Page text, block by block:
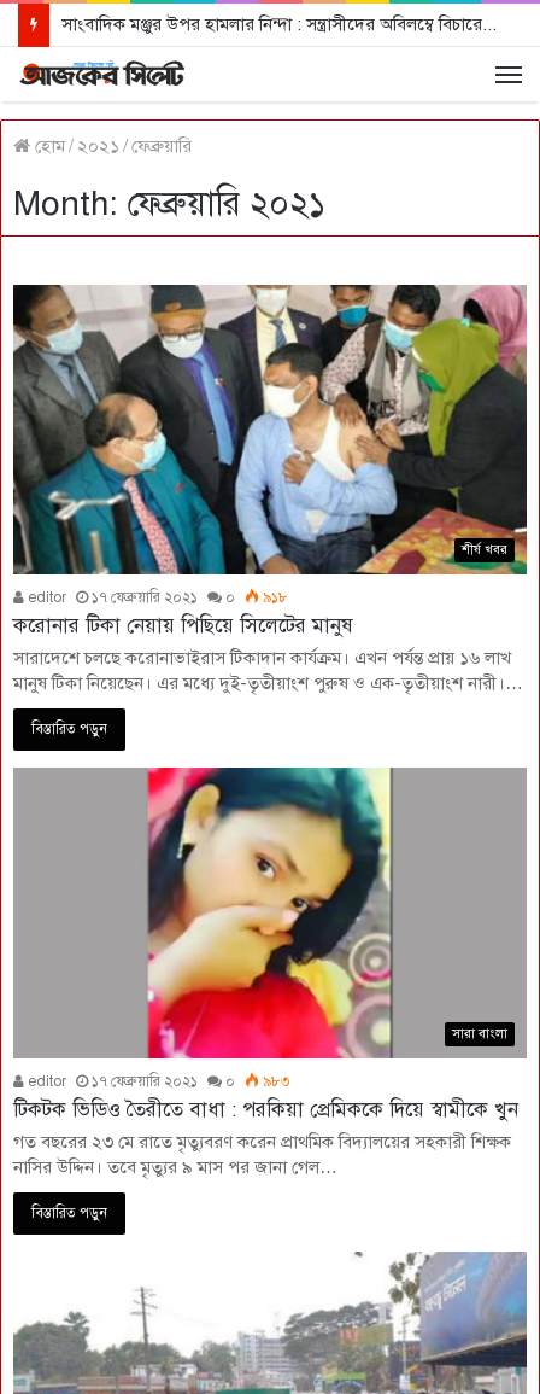
সাংবাদিক মঞ্জুর উপর হামলার নিন্দা : সন্ত্রাসীদের অবিলম্বে বিচারের আওতায় আনার দাবী
হোম/ ২০২১ /ফেব্রুয়ারি
Month: ফেব্রুয়ারি ২০২১
শীর্ষ খবর
editor ১৭ ফেব্রুয়ারি ২০২১ ০ ৯১৮
করোনার টিকা নেয়ায় পিছিয়ে সিলেটের মানুষ
সারাদেশে চলছে করোনাভাইরাস টিকাদান কার্যক্রম। এখন পর্যন্ত প্রায় ১৬ লাখ
মানুষ টিকা নিয়েছেন। এর মধ্যে দুই-তৃতীয়াংশ পুরুষ ও এক-তৃতীয়াংশ নারী।…
বিস্তারিত পড়ুন
সারা বাংলা
editor ১৭ ফেব্রুয়ারি ২০২১ ০ ৯৮৩
টিকটক ভিডিও তৈরীতে বাধা : পরকিয়া প্রেমিককে দিয়ে স্বামীকে খুন
গত বছরের ২৩ মে রাতে মৃত্যুবরণ করেন প্রাথমিক বিদ্যালয়ের সহকারী শিক্ষক
নাসির উদ্দিন। তবে মৃত্যুর ৯ মাস পর জানা গেল…
বিস্তারিত পড়ুন